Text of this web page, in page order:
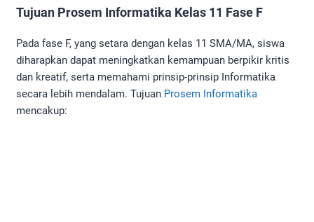
Tujuan Prosem Informatika Kelas 11 Fase F
Pada fase F, yang setara dengan kelas 11 SMA/MA, siswa
diharapkan dapat meningkatkan kemampuan berpikir kritis
dan kreatif, serta memahami prinsip-prinsip Informatika
secara lebih mendalam. Tujuan Prosem Informatika
mencakup: